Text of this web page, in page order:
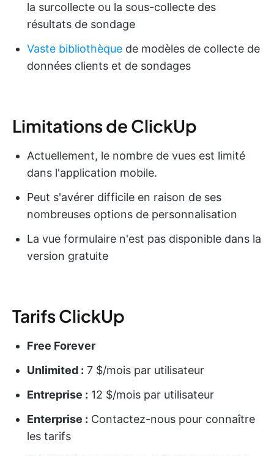
la surcollecte ou la sous-collecte des
résultats de sondage
Vaste bibliothèque de modèles de collecte de
données clients et de sondages
Limitations de ClickUp
Actuellement, le nombre de vues est limité
dans l'application mobile.
Peut s'avérer difficile en raison de ses
nombreuses options de personnalisation
La vue formulaire n'est pas disponible dans la
version gratuite
Tarifs ClickUp
Free Forever
Unlimited : 7 $/mois par utilisateur
Entreprise : 12 $/mois par utilisateur
Enterprise : Contactez-nous pour connaître
les tarifs